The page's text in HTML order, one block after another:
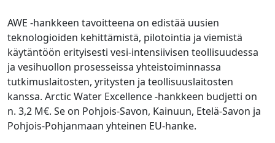
AWE -hankkeen tavoitteena on edistää uusien
teknologioiden kehittämistä, pilotointia ja viemistä
käytäntöön erityisesti vesi-intensiivisen teollisuudessa
ja vesihuollon prosesseissa yhteistoiminnassa
tutkimuslaitosten, yritysten ja teollisuuslaitosten
kanssa. Arctic Water Excellence -hankkeen budjetti on
n. 3,2 M€. Se on Pohjois-Savon, Kainuun, Etelä-Savon ja
Pohjois-Pohjanmaan yhteinen EU-hanke.